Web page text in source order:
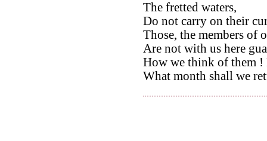
The fretted waters,
Do not carry on their
Those, the members of
Are not with us here
How we think of them
What month shall we